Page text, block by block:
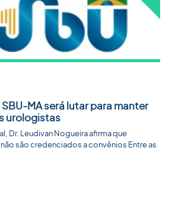
MA será lutar para manter
urologistas
Dr. Leudivan Nogueira afirma que
são credenciados a convênios Entre as